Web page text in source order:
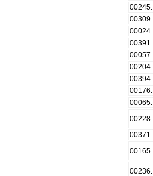
00245.
00309.
00024.
00391.
00057.
00204.
00394.
00176.
00065.
00228.
00371.
00165.
00236.